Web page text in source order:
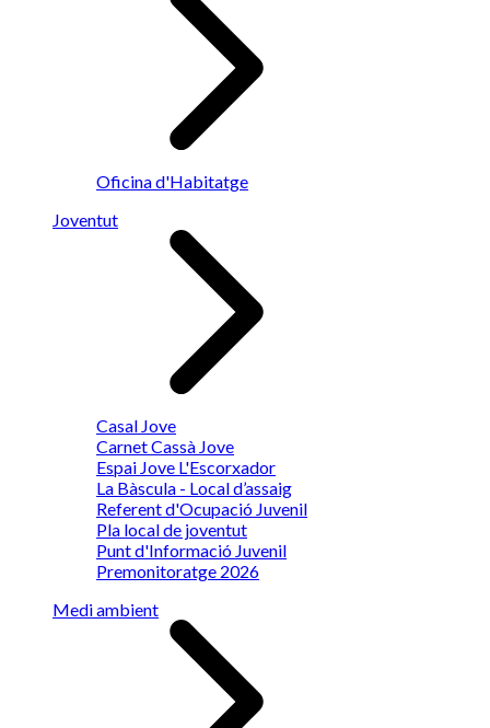
Oficina d'Habitatge
Joventut
Casal Jove
Carnet Cassà Jove
Espai Jove L'Escorxador
La Bàscula - Local d’assaig
Referent d'Ocupació Juvenil
Pla local de joventut
Punt d'Informació Juvenil
Premonitoratge 2026
Medi ambient